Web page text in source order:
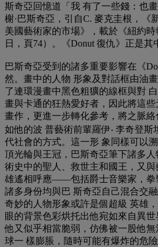
斯奇亞回憶道「我 有了一些錢：也
榭·巴斯奇亞，引自C. 麥克圭根，《
美國藝術家的市場》，載於《紐約時
日，頁74）。《Donut 復仇》正是其
巴斯奇亞受到的諸多重要影響在《
然。畫中的人物 形象及對話框由油
了連環漫畫中黑色粗獷的線框與對
畫與卡通的狂熱愛好者，因此將這
畫作，更進一步轉化參考，將之脈
如他的波 普藝術前輩羅伊‧ 李奇登
代社會的方式。這一形 象同樣可以
頂光輪與王冠，巴斯奇亞筆下諸多
術史中的聖人、救世主和國王，又
雄遙相呼應——包括爵士音樂家，
諸多身份均與巴 斯奇亞自己混合交
奇妙的人物形象或許是個超級 英雄
眼的背景色彩烘托出他宛如來自異
他又似乎相當脆弱，仿佛被一股他
球一 樣膨脹，隨時可能有爆炸的危